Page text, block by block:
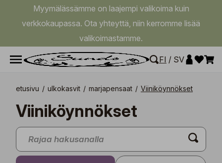
Myymälässämme on laajempi valikoima kuin
verkkokaupassa. Ota yhteyttä, niin kerromme lisää
valikoimastamme.
FI / SV
etusivu / ulkokasvit / marjapensaat / Viiniköynnökset
Viiniköynnökset